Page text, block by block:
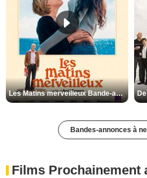
Les Matins merveilleux Bande-annonce VF
Bandes-annonces à
Films Prochainement